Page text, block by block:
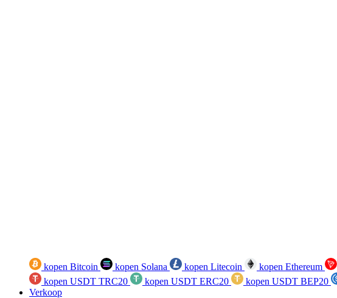
kopen Bitcoin kopen Solana kopen Litecoin kopen Ethereum
kopen USDT TRC20
kopen USDT ERC20 kopen USDT BEP20
Verkoop